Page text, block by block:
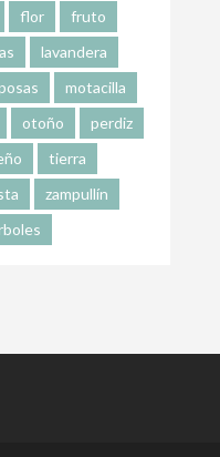
flor
fruto
lavandera
motacilla
otoño
perdiz
tierra
zampullín